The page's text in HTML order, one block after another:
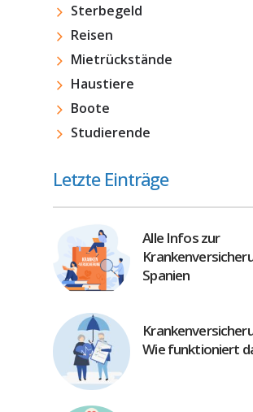
Sterbegeld
Reisen
Mietrückstände
Haustiere
Boote
Studierende
Letzte Einträge
Alle Infos zur
Spanien
Wie funktioniert